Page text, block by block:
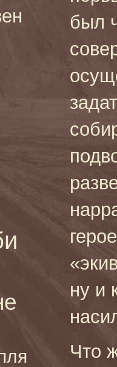
был
ну и
Что